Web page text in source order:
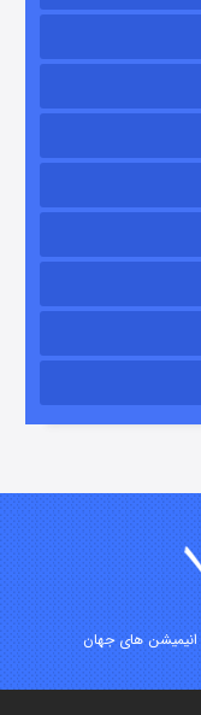
شد
انیمیشن های جهان